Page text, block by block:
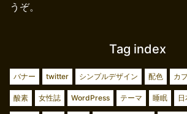
うぞ。
Tag index
バナー twitter シンプルデザイン 配色 カ
酸素 女性誌 WordPress テーマ 睡眠